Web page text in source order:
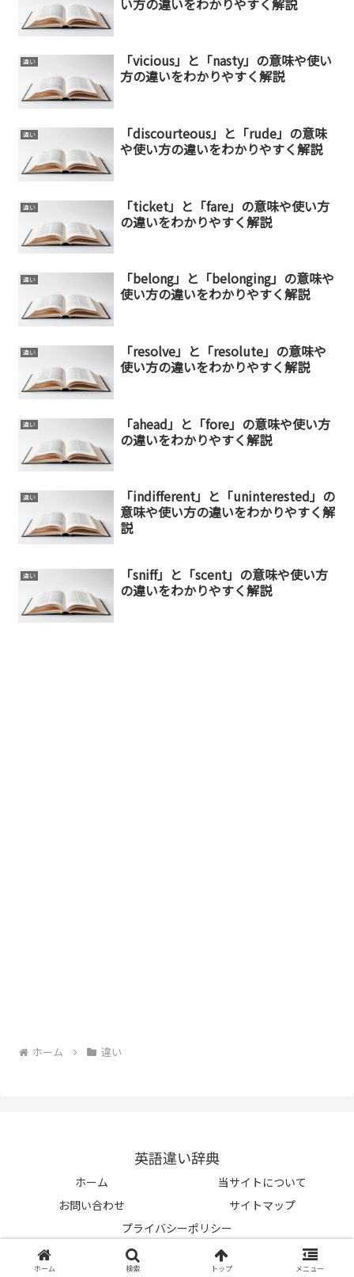
違い
「vicious」と「nasty」の意味や使い
方の違いをわかりやすく解説
違い
「discourteous」と「rude」の意味
や使い方の違いをわかりやすく解説
違い
「ticket」と「fare」の意味や使い方
の違いをわかりやすく解説
違い
「belong」と「belonging」の意味や
使い方の違いをわかりやすく解説
違い
「resolve」と「resolute」の意味や
使い方の違いをわかりやすく解説
違い
「ahead」と「fore」の意味や使い方
の違いをわかりやすく解説
違い
「indifferent」と「uninterested」の
意味や使い方の違いをわかりやすく解
説
違い
「sniff」と「scent」の意味や使い方
の違いをわかりやすく解説
ホーム 違い
英語違い辞典
ホーム
当サイトについて
お問い合わせ
サイトマップ
プライバシーポリシー
© 2023-2026 英語違い辞典.
ホーム 検索 トップ メニュー